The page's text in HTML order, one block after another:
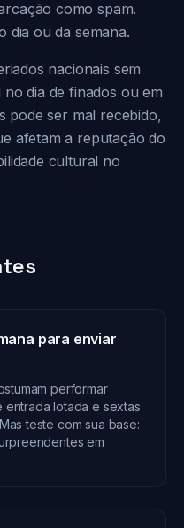
como spam.
dia ou da semana.
nacionais sem
dia de finados ou em
pode ser mal recebido,
afetam a reputação do
cultural no
para enviar
performar
entrada lotada e sextas
teste com sua base:
em